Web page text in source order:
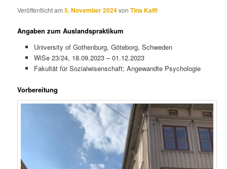
Veröffentlicht am5. November 2024vonTina Kaffl
Angaben zum Auslandspraktikum
University of Gothenburg, Göteborg, Schweden
WiSe 23/24, 18.09.2023 – 01.12.2023
Fakultät für Sozialwisenschaft; Angewandte Psychologie
Vorbereitung